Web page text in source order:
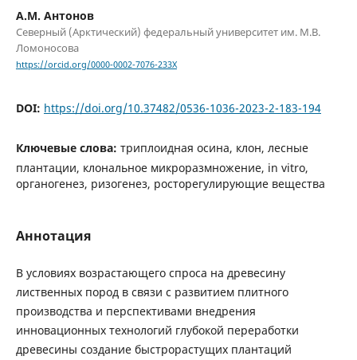
А.М. Антонов
Северный (Арктический) федеральный университет им. М.В.
Ломоносова
https://orcid.org/0000-0002-7076-233X
DOI: https://doi.org/10.37482/0536-1036-2023-2-183-194
Ключевые слова: триплоидная осина, клон, лесные
плантации, клональное микроразмножение, in vitro,
органогенез, ризогенез, росторегулирующие вещества
Аннотация
В условиях возрастающего спроса на древесину
лиственных пород в связи с развитием плитного
производства и перспективами внедрения
инновационных технологий глубокой переработки
древесины создание быстрорастущих плантаций